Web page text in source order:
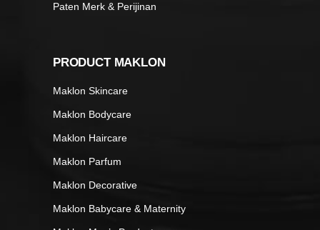
Paten Merk & Perijinan
PRODUCT MAKLON
Maklon Skincare
Maklon Bodycare
Maklon Haircare
Maklon Parfum
Maklon Decorative
Maklon Babycare & Maternity